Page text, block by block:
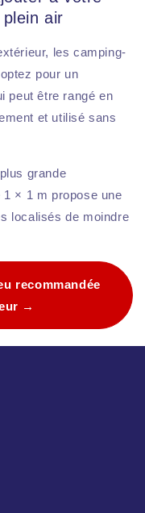
air
les camping-
pour un
peut être rangé en
et utilisé sans
grande
× 1 m propose une
localisés de moindre
recommandée
→